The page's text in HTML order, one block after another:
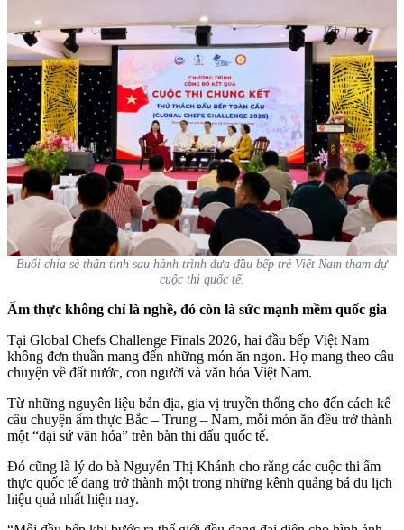
Buổi chia sẻ thân tình sau hành trình đưa đầu bếp trẻ Việt Nam tham dự
cuộc thi quốc tế.
Ẩm thực không chỉ là nghề, đó còn là sức mạnh mềm quốc gia
Tại Global Chefs Challenge Finals 2026, hai đầu bếp Việt Nam
không đơn thuần mang đến những món ăn ngon. Họ mang theo câu
chuyện về đất nước, con người và văn hóa Việt Nam.
Từ những nguyên liệu bản địa, gia vị truyền thống cho đến cách kể
câu chuyện ẩm thực Bắc – Trung – Nam, mỗi món ăn đều trở thành
một “đại sứ văn hóa” trên bàn thi đấu quốc tế.
Đó cũng là lý do bà Nguyễn Thị Khánh cho rằng các cuộc thi ẩm
thực quốc tế đang trở thành một trong những kênh quảng bá du lịch
hiệu quả nhất hiện nay.